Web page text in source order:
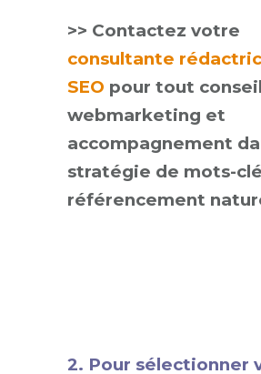
>> Contactez votre
consultante
SEO pour tout conseil
webmarketing et
accompagnement
stratégie de mots-
référencement
2. Pour sélectionner